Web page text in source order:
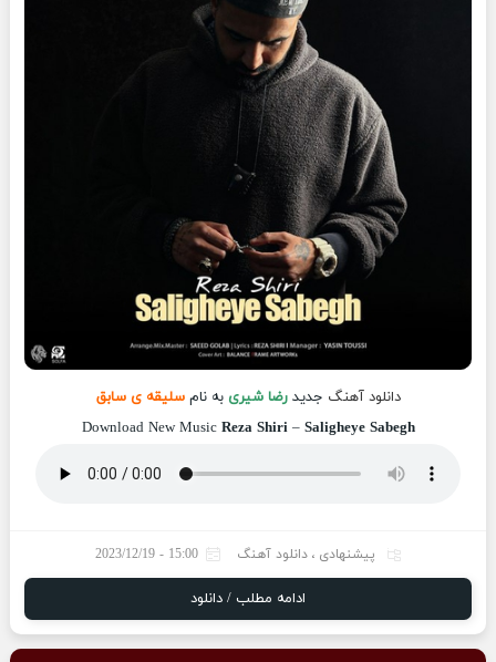
دانلود آهنگ جدیدرضا شیریبه نامسلیقه ی سابق
Download New Music Reza Shiri– Saligheye Sabegh
پیشنهادی ، دانلود آهنگ 15:00 - 2023/12/19
ادامه مطلب / دانلود